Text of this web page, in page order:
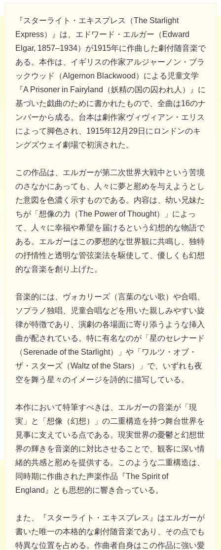
『スターライト・エキスプレス（The Starlight
Express）』は、エドワード・エルガー（Edward
Elgar, 1857–1934）が1915年に作曲した劇付随音楽で
ある。本作は、イギリスの作家アルジャーノン・ブラ
ックウッド（Algernon Blackwood）による児童文学
『A Prisoner in Fairyland（妖精の国の囚われ人）』に
基づいた戯曲のために書かれたもので、全曲は16のナ
ンバーから成る。台本は劇作家ヴィヴィアン・エリス
によって脚色され、1915年12月29日にロンドンのキ
ングズウェイ劇場で初演された。
この作品は、エルガーが第二次世界大戦中という苦境
のさなかにあっても、人々に夢と慰めを与えようとし
た意図を色濃く示すものである。内容は、幼い兄妹た
ちが「想像の力（The Power of Thought）」によっ
て、人々に幸福や希望を届けるという幻想的な物語で
ある。エルガーはこの夢想的な世界観に共鳴し、独特
の抒情性と透明な管弦楽法を駆使して、優しくも幻想
的な音楽を創り上げた。
音楽的には、ヴォカリーズ（言葉のない歌）や合唱、
ソプラノ独唱、児童合唱などを用いた親しみやすい旋
律が特徴であり、演劇の各場面に寄り添うような挿入
曲が配されている。特に有名なのが「星のセレナード
（Serenade of the Starlight）」や「ワルツ・オブ・
ザ・スターズ（Waltz of the Stars）」で、いずれも夜
空を舞う星々のイメージを詩的に描写している。
本作において特筆すべきは、エルガーの音楽が「現
実」と「想像（幻想）」の二重構造を持つ舞台世界を
見事に支えている点である。現実世界の憂鬱と幻想世
界の輝きを音楽的に対比させることで、観客に深い情
緒的共感と慰めを提供する。このような二重構造は、
同時期に作曲された声楽作品『The Spirit of
England』とも思想的に響き合っている。
また、『スターライト・エキスプレス』はエルガーが
書いた唯一の本格的な劇付随音楽であり、その点でも
特異な位置を占める。作曲者自身はこの作品に強い愛